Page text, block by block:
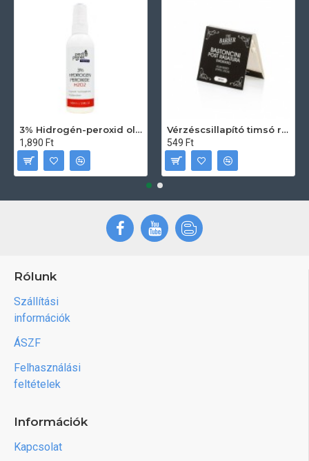
3% Hidrogén-peroxid oldat (sebfertőtlenítő) 100ml
1,890 Ft
Vérzéscsillapító timsó rúd 20db
549 Ft
Rólunk
Szállítási
információk
ÁSZF
Felhasználási
feltételek
Információk
Kapcsolat